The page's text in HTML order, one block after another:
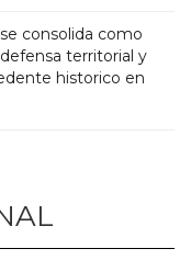
consolida como
territorial y
historico en